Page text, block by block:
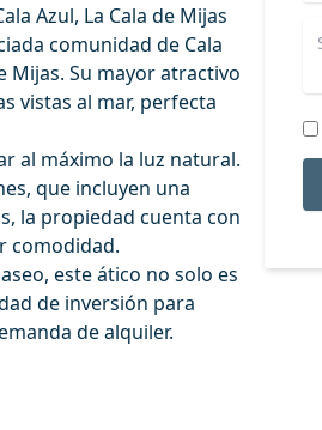
Azul, La Cala de Mijas
comunidad de Cala
Mijas. Su mayor atractivo
vistas al mar, perfecta
al máximo la luz natural.
que incluyen una
la propiedad cuenta con
comodidad.
este ático no solo es
de inversión para
de alquiler.